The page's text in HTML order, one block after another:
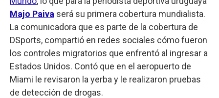
Majo Paiva será su primera cobertura mundialista.
La comunicadora que es parte de la cobertura de
DSports, compartió en redes sociales cómo fueron
los controles migratorios que enfrentó al ingresar a
Estados Unidos. Contó que en el aeropuerto de
Miami le revisaron la yerba y le realizaron pruebas
de detección de drogas.